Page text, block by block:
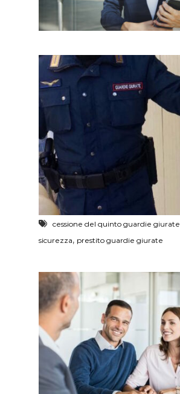
cessione del quinto guardie giurate
sicurezza, prestito guardie giurate